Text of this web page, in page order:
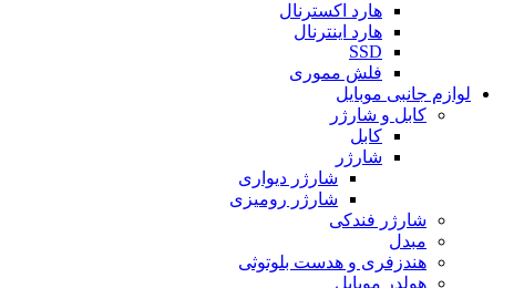
هارد اکسترنال
هارد اینترنال
SSD
فلش مموری
لوازم جانبی موبایل
کابل و شارژر
کابل
شارژر
شارژر دیواری
شارژر رومیزی
شارژر فندکی
مبدل
هندزفری و هدست بلوتوثی
هولدر موبایل